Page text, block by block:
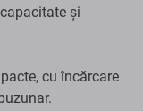
și
cu încărcare